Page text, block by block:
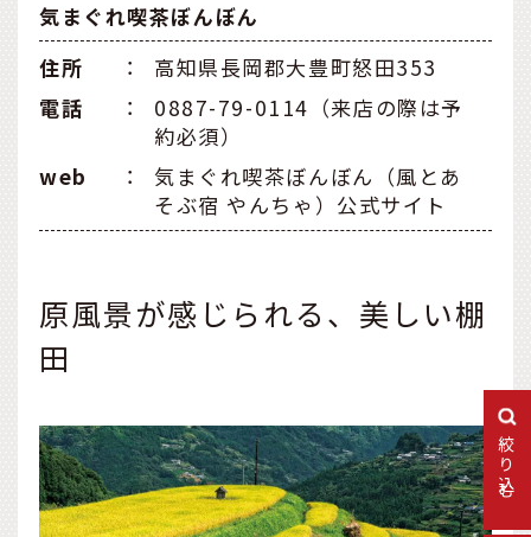
絞り込む
気まぐれ喫茶ぼんぼん
住所
：
高知県長岡郡大豊町怒田353
電話
：
0887-79-0114（来店の際は予
約必須）
web
：
気まぐれ喫茶ぼんぼん（風とあ
そぶ宿 やんちゃ）公式サイト
原風景が感じられる、美しい棚
田